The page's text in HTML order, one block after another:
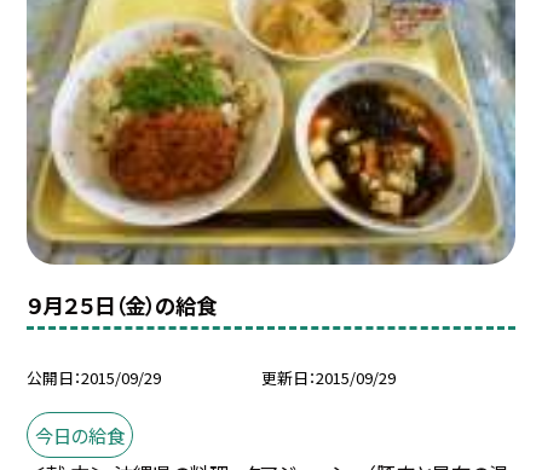
９月２５日（金）の給食
公開日 2015/09/29 更新日 2015/09/29
今日の給食